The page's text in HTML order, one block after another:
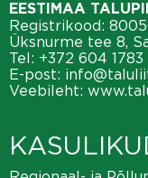
EESTIMAA
Registrikood:
Üksnurme tee 8,
Tel: +372 604 1783
E-post:
Veebileht: